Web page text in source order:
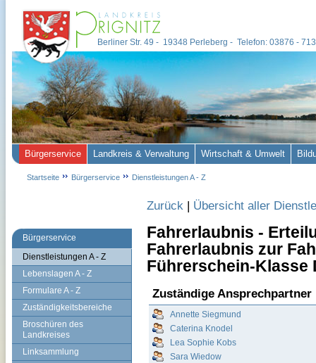
Bürgerservice
Dienstleistungen A - Z
Lebenslagen A - Z
Formulare A - Z
Zuständigkeitsbereiche
Broschüren des
Landkreises
Linksammlung
Zurück | Übersicht aller
Fahrerlaubnis -
Fahrerlaubnis zur
Führerschein-Klasse
Zuständige Ansprechpartner
Annette Siegmund
Caterina Knodel
Lea Sophie Kobs
Sara Wiedow
Berliner Str. 49 - 19348 Perleberg - Telefon: 03876 -
Bürgerservice Landkreis & Verwaltung Wirtschaft & Umwelt
Startseite Bürgerservice Dienstleistungen A - Z